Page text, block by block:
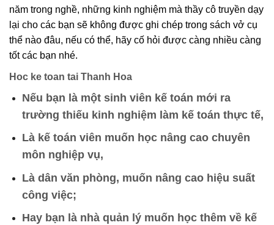
năm trong nghề, những kinh nghiệm mà thầy cô truyền dạy
lại cho các bạn sẽ không được ghi chép trong sách vở cụ
thể nào đâu, nếu có thể, hãy cố hỏi được càng nhiều càng
tốt các bạn nhé.
Hoc ke toan tai Thanh Hoa
Nếu bạn là một sinh viên kế toán mới ra
trường thiếu kinh nghiệm làm kế toán thực tế,
Là kế toán viên muốn học nâng cao chuyên
môn nghiệp vụ,
Là dân văn phòng, muốn nâng cao hiệu suất
công việc;
Hay bạn là nhà quản lý muốn học thêm về kế